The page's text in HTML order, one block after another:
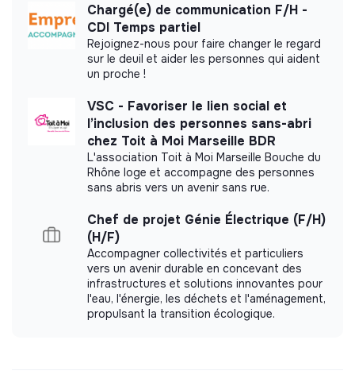
Chargé(e) de communication F/H -
CDI Temps partiel
Rejoignez-nous pour faire changer le regard
sur le deuil et aider les personnes qui aident
un proche !
VSC - Favoriser le lien social et
l’inclusion des personnes sans-abri
chez Toit à Moi Marseille BDR
L'association Toit à Moi Marseille Bouche du
Rhône loge et accompagne des personnes
sans abris vers un avenir sans rue.
Chef de projet Génie Électrique (F/H)
(H/F)
Accompagner collectivités et particuliers
vers un avenir durable en concevant des
infrastructures et solutions innovantes pour
l'eau, l'énergie, les déchets et l'aménagement,
propulsant la transition écologique.